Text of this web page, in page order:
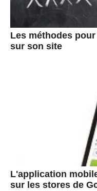
Les méthodes
sur son site
L'application
sur les stores de